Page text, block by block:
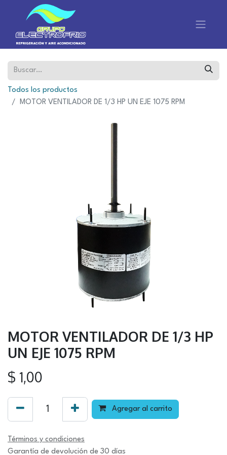
Todos los productos
MOTOR VENTILADOR DE 1/3 HP UN EJE 1075 RPM
MOTOR VENTILADOR DE 1/3 HP
UN EJE 1075 RPM
$ 1,00
Agregar al carrito
Términos y condiciones
Garantía de devolución de 30 días